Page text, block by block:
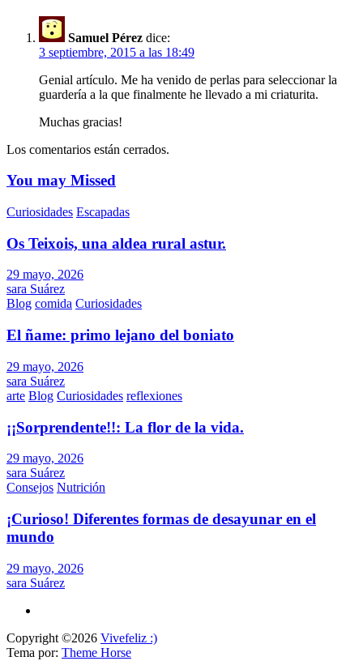
Samuel Pérez dice:
3 septiembre, 2015 a las 18:49
Genial artículo. Me ha venido de perlas para seleccionar la
guardería a la que finalmente he llevado a mi criaturita.
Muchas gracias!
Los comentarios están cerrados.
You may Missed
Curiosidades Escapadas
Os Teixois, una aldea rural astur.
29 mayo, 2026
sara Suárez
Blog comida Curiosidades
El ñame: primo lejano del boniato
29 mayo, 2026
sara Suárez
arte Blog Curiosidades reflexiones
¡¡Sorprendente!!: La flor de la vida.
29 mayo, 2026
sara Suárez
Consejos Nutrición
¡Curioso! Diferentes formas de desayunar en el
mundo
29 mayo, 2026
sara Suárez
Copyright ©2026 Vivefeliz :)
Tema por: Theme Horse